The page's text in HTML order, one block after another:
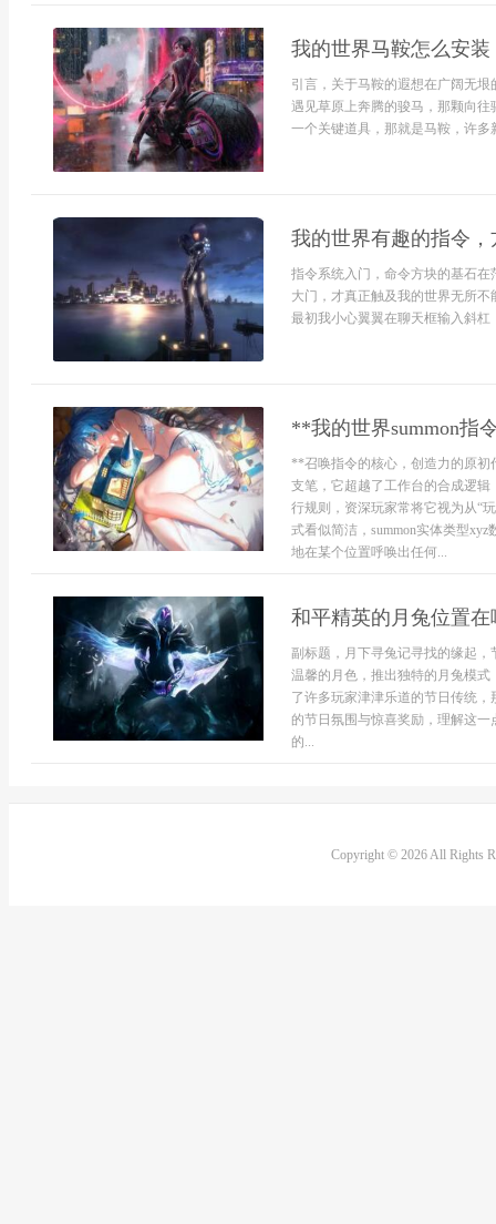
我的世界马鞍怎么安
引言，关于马鞍的遐想在广阔无
遇见草原上奔腾的骏马，那颗向
一个关键道具，那就是马鞍，许多
我的世界有趣的指令
指令系统入门，命令方块的基石
大门，才真正触及我的世界无所
最初我小心翼翼在聊天框输入斜杠
**我的世界summon指
**召唤指令的核心，创造力的原初
支笔，它超越了工作台的合成逻
行规则，资深玩家常将它视为从“
式看似简洁，summon实体类型
地在某个位置呼唤出任何...
和平精英的月兔位置
副标题，月下寻兔记寻找的缘起
温馨的月色，推出独特的月兔模
了许多玩家津津乐道的节日传统
的节日氛围与惊喜奖励，理解这
的...
Copyright © 2026 All Rights